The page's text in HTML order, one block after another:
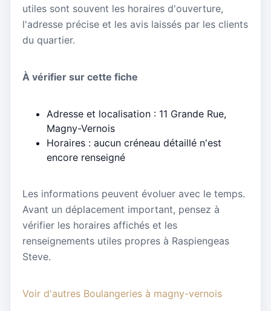
utiles sont souvent les horaires d'ouverture,
l'adresse précise et les avis laissés par les clients
du quartier.
À vérifier sur cette fiche
Adresse et localisation : 11 Grande Rue,
Magny-Vernois
Horaires : aucun créneau détaillé n'est
encore renseigné
Les informations peuvent évoluer avec le temps.
Avant un déplacement important, pensez à
vérifier les horaires affichés et les
renseignements utiles propres à Raspiengeas
Steve.
Voir d'autres Boulangeries à magny-vernois